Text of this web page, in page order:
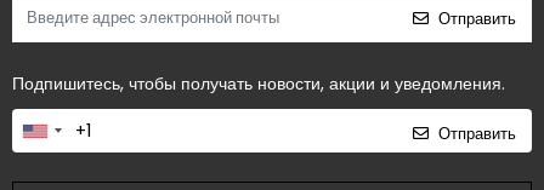
Отправить
Подпишитесь, чтобы получать новости, акции и уведомления.
Отправить